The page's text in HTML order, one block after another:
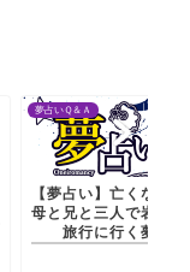
夢占いＱ＆Ａ
【夢占い】亡くなった
母と兄と三人で岩手に
旅行に行く夢